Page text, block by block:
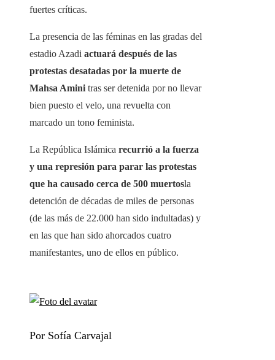
fuertes críticas.
La presencia de las féminas en las gradas del
estadio Azadi actuará después de las
protestas desatadas por la muerte de
Mahsa Amini tras ser detenida por no llevar
bien puesto el velo, una revuelta con
marcado un tono feminista.
La República Islámica recurrió a la fuerza
y ​​​​una represión para parar las protestas
que ha causado cerca de 500 muertosla
detención de décadas de miles de personas
(de las más de 22.000 han sido indultadas) y
en las que han sido ahorcados cuatro
manifestantes, uno de ellos en público.
Por Sofía Carvajal